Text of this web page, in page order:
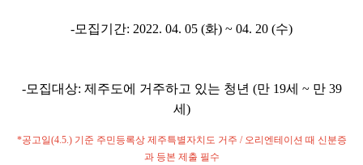
-모집기간: 2022. 04. 05 (화) ~ 04. 20 (수)
-모집대상: 제주도에 거주하고 있는 청년 (만 19세 ~ 만 39
세)
*공고일(4.5.) 기준 주민등록상 제주특별자치도 거주 / 오리엔테이션 때 신분증
과 등본 제출 필수